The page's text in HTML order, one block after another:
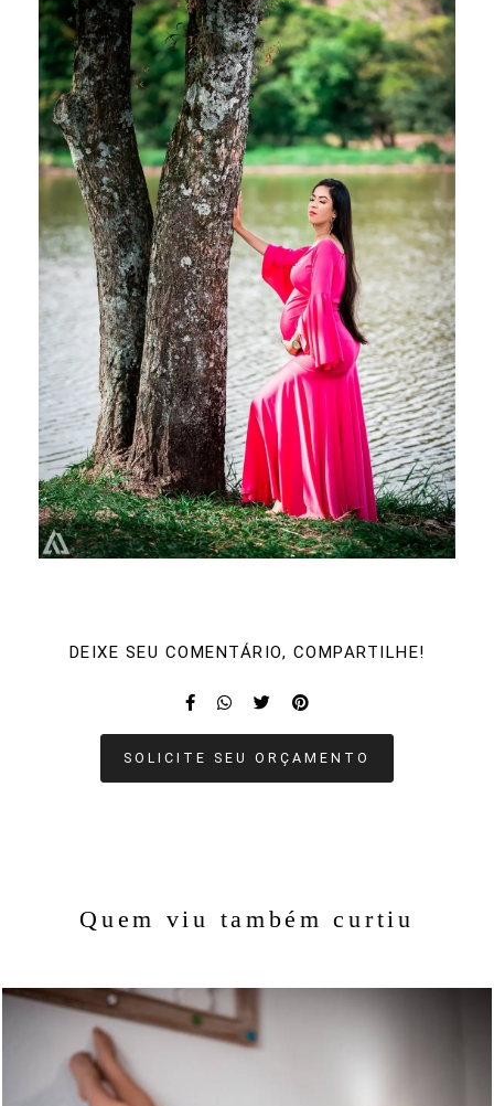
DEIXE SEU COMENTÁRIO, COMPARTILHE!
SOLICITE SEU ORÇAMENTO
Quem viu também curtiu